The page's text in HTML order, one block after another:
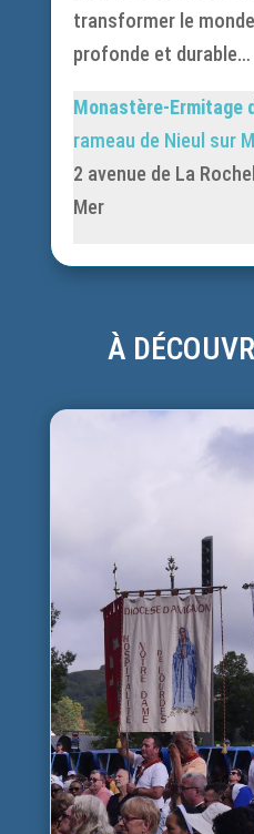
transformer le
profonde et durable…
Monastère-Ermitage
rameau de Nieul sur
2 avenue de La
Mer
À